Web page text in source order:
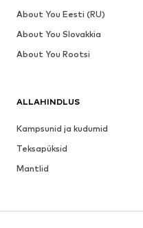
ALLAHINDLUS
Kampsunid ja kudumid
Teksapüksid
Mantlid
About You Eesti (RU)
About You Slovakkia
About You Rootsi